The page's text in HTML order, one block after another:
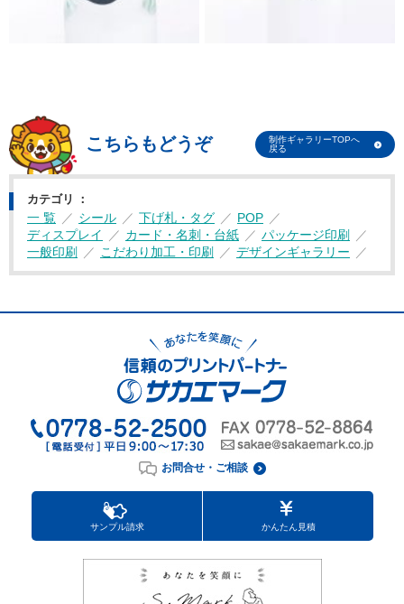
こちらもどうぞ
制作ギャラリーTOPへ
戻る
カテゴリ
一 覧 シール 下げ札・タグ
POP
ディスプレイ
カード・名刺・台紙
パッケージ印刷
一般印刷
こだわり加工・印刷 デザインギャラリー
お問合せ・ご相談
サンプル請求 かんたん見積